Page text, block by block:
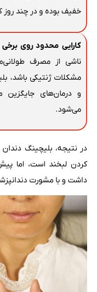
خفیف بوده و در چند
کارایی محدود روی
ناشی از مصرف
مشکلات ژنتیکی باشد،
و درمان‌های جایگزین
می‌شود.
در نتیجه، بلیچینگ
کردن لبخند است، اما پیش
داشت و با مشورت